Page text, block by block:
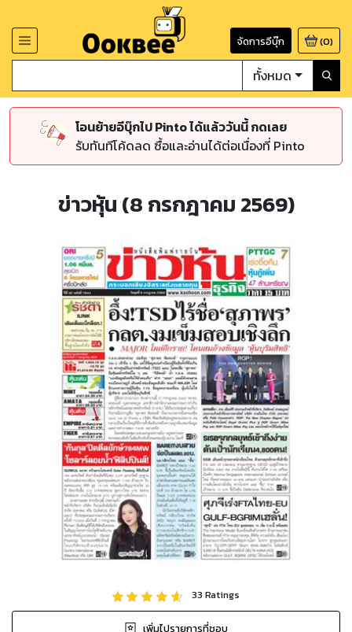
จัดการอีบุ๊ก (0)
ทั้งหมด
โอนย้ายอีบุ๊กไป Pinto ได้แล้ววันนี้ กดเลย
รับทันทีโค้ดลด ซื้อและอ่านได้ต่อเนื่องที่ Pinto
ข่าวหุ้น (8 กรกฎาคม 2569)
33 Ratings
เพิ่มไปรายการที่ชอบ